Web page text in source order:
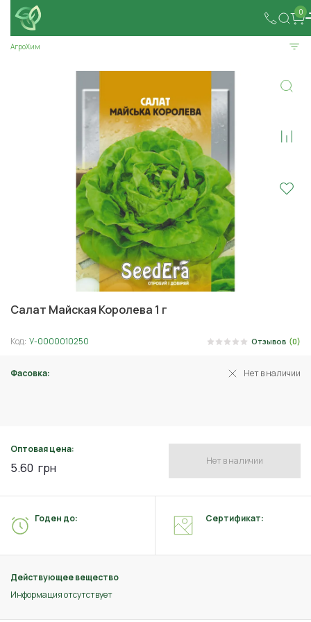
0
АгроХим
Салат Майская Королева 1 г
Код: У-0000010250 Отзывов (0)
Фасовка: Нет в наличии
Оптовая цена:
5.60 грн Нет в наличии
Действующее вещество
Информация отсутствует
Годен до: Сертификат: